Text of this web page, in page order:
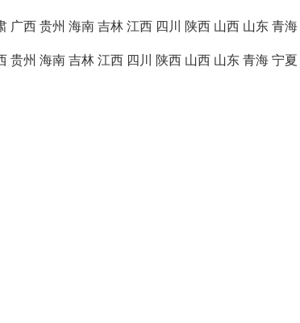
广西 贵州 海南 吉林 江西 四川 陕西 山西 山东 青海
贵州 海南 吉林 江西 四川 陕西 山西 山东 青海 宁夏